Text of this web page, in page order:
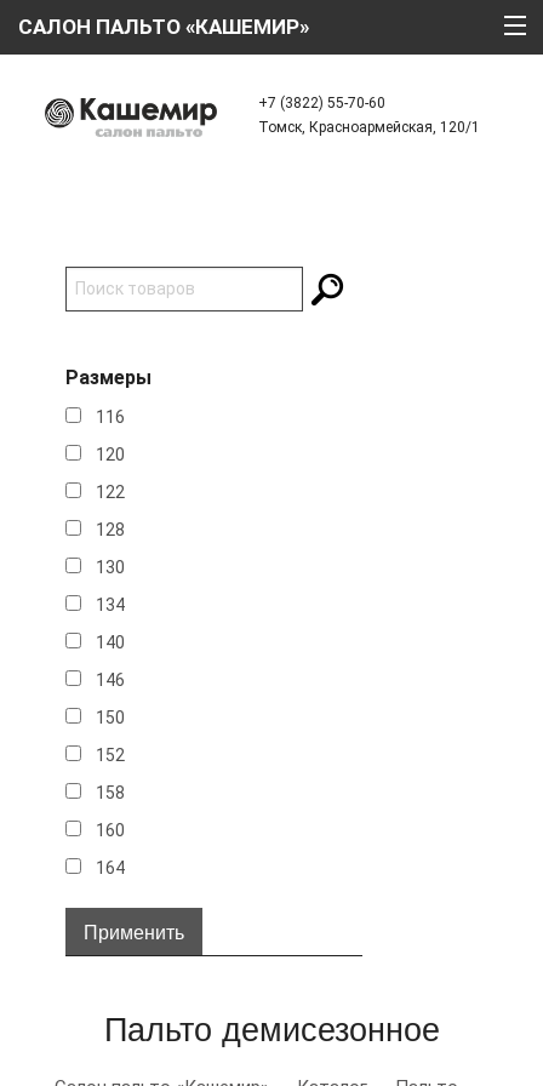
+7 (3822) 55-70-60
Томск, Красноармейская, 120/1
САЛОН ПАЛЬТО «КАШЕМИР»
О КОМПАНИИ
АКЦИИ
КОНТАКТЫ
Размеры
116
120
122
128
130
134
140
146
150
152
158
160
164
32
34
38
Пальто демисезонное